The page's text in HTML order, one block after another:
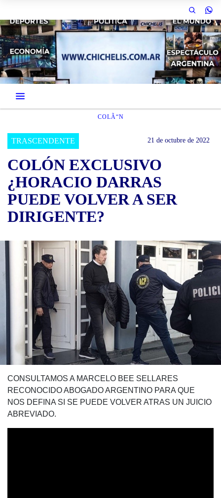
COLÃ“N
TRASCENDENTE 21 de octubre de 2022
COLÓN EXCLUSIVO
¿HORACIO DARRAS
PUEDE VOLVER A SER
DIRIGENTE?
CONSULTAMOS A MARCELO BEE SELLARES
RECONOCIDO ABOGADO ARGENTINO PARA QUE
NOS DEFINA SI SE PUEDE VOLVER ATRAS UN JUICIO
ABREVIADO.